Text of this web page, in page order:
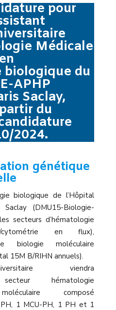
pour
Médicale
biologique du
APHP
Saclay,
du
2024.
génétique
biologique de l’Hôpital
(DMU15-Biologie-
secteurs d’hématologie
cytométrie en flux),
biologie moléculaire
15M B/RIHN annuels).
universitaire viendra
hématologie
composé
1 MCU-PH, 1 PH et 1